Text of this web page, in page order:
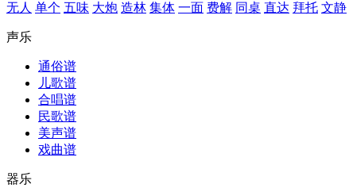
无人 单个 五味 大炮 造林 集体 一面 费解 同桌 直达 拜托 文静
声乐
通俗谱
儿歌谱
合唱谱
民歌谱
美声谱
戏曲谱
器乐